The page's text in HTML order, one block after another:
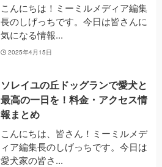
こんにちは！ミーミルメディア編集
長のしげっちです。今日は皆さんに
気になる情報...
2025年4月15日
ソレイユの丘ドッグランで愛犬と
最高の一日を！料金・アクセス情
報まとめ
こんにちは、皆さん！ミーミルメデ
ィア編集長のしげっちです。今日は
愛犬家の皆さ...